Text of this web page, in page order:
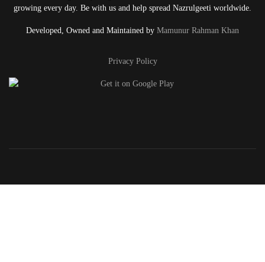
growing every day. Be with us and help spread Nazrulgeeti worldwide.
Developed, Owned and Maintained by Mamunur Rahman Khan
Privacy Policy